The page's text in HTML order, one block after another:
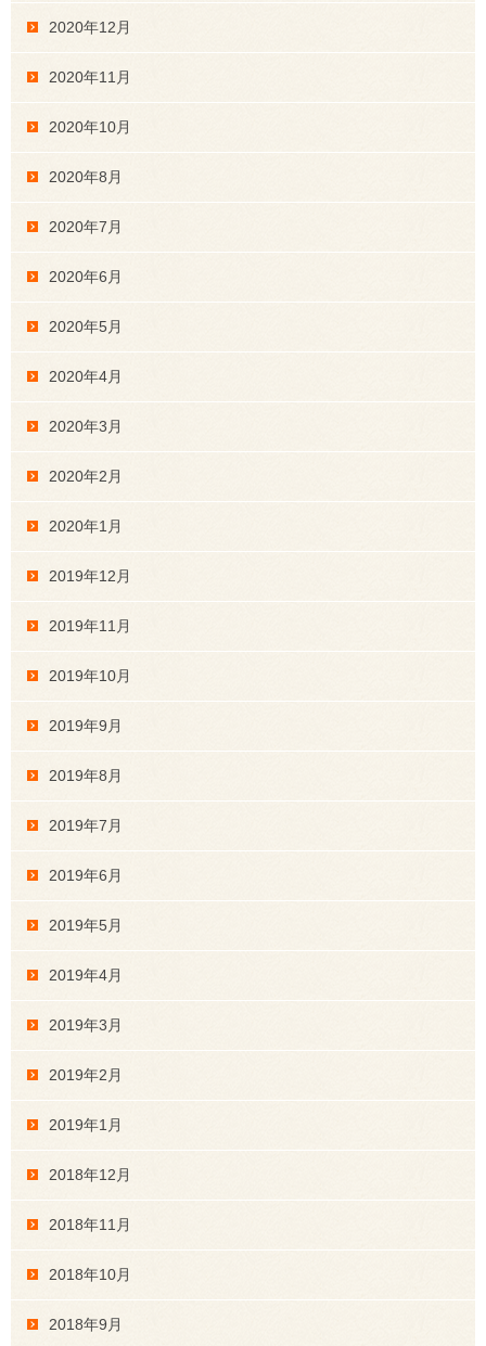
2020年12月
2020年11月
2020年10月
2020年8月
2020年7月
2020年6月
2020年5月
2020年4月
2020年3月
2020年2月
2020年1月
2019年12月
2019年11月
2019年10月
2019年9月
2019年8月
2019年7月
2019年6月
2019年5月
2019年4月
2019年3月
2019年2月
2019年1月
2018年12月
2018年11月
2018年10月
2018年9月